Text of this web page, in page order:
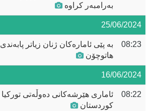
بەرامبەر کراوە
25/06/2024
08:23
بە پێی ئامارەکان ژنان زیاتر
هاتوچۆن
16/06/2024
08:22
ئاماری هێرشەکانی دەوڵەتی
کوردستان